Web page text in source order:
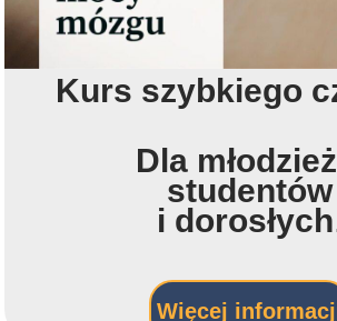
Kurs szybkiego
Dla
studentów
i dorosłych
Więcej